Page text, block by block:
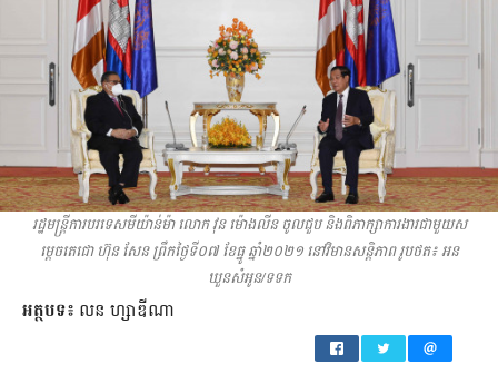
រដ្ឋមន្ត្រីការបរទេសមីយ៉ាន់ម៉ា លោក វុន ម៉ោងលីន ចូលជួប និងពិភាក្សាការងារជាមួយស
ម្តេចតេជោ ហ៊ុន សែន ព្រឹកថ្ងៃទី០៧ ខែធ្នូ ឆ្នាំ២០២១ នៅវិមានសន្តិភាព រូបថត៖ អន
ឃួនសំអូន/ទទក
អត្ថបទ៖ លន ហ្សាឌីណា